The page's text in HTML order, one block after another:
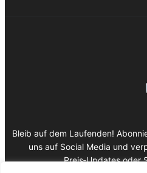
Bleib auf dem Laufenden!
uns auf Social Media und
Preis‑Updates oder